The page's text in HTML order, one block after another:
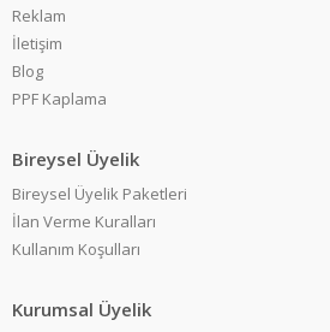
Reklam
İletişim
Blog
PPF Kaplama
Bireysel Üyelik
Bireysel Üyelik Paketleri
İlan Verme Kuralları
Kullanım Koşulları
Kurumsal Üyelik